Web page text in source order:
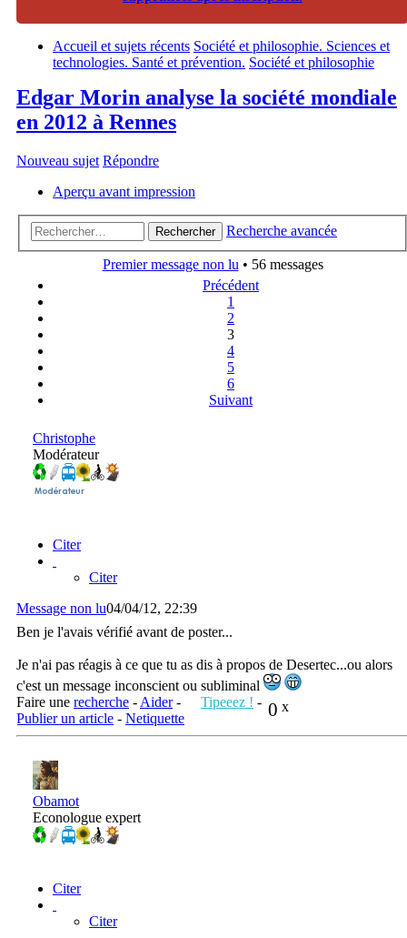
Accueil et sujets récents Société et philosophie. Sciences et
technologies. Santé et prévention. Société et philosophie
Edgar Morin analyse la société mondiale
en 2012 à Rennes
Nouveau sujet Répondre
Aperçu avant impression
Rechercher Recherche avancée
Premier message non lu • 56 messages
Précédent
1
2
3
4
5
6
Suivant
Christophe
Modérateur
Citer
Citer
Message non lu04/04/12, 22:39
Ben je l'avais vérifié avant de poster...
Je n'ai pas réagis à ce que tu as dis à propos de Desertec...ou alors
c'est un message inconscient ou subliminal
0 x
Faire une recherche - Aider- Tipeeez ! -
Publier un article - Netiquette
Obamot
Econologue expert
Citer
Citer